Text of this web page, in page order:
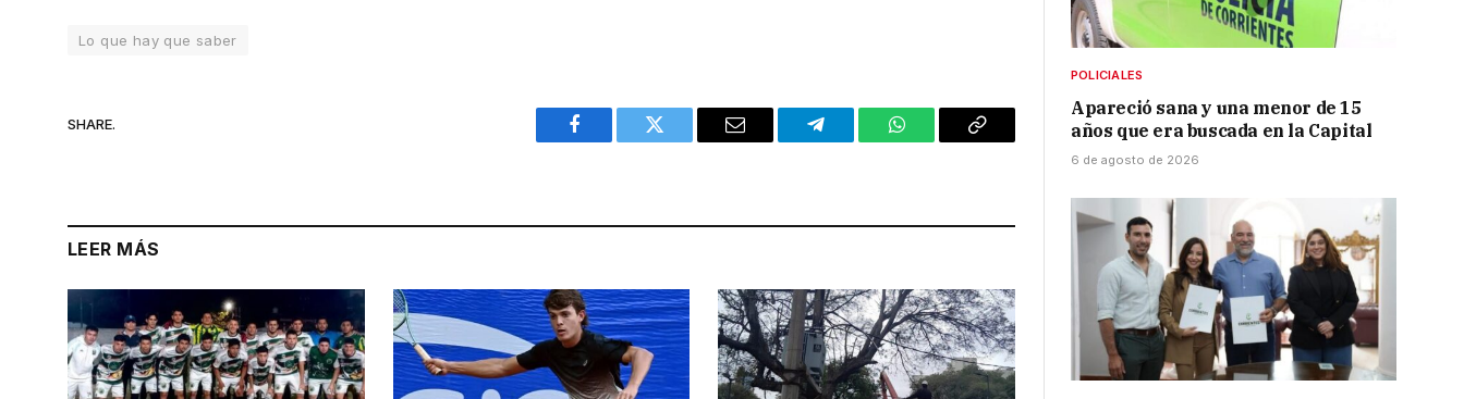
Lo que hay que saber
SHARE.
Facebook Twitter Email Telegram WhatsAppCopy
LEER MÁS
POLICIALES
Apareció sana y una menor de 15
años que era buscada en la Capital
6 de agosto de 2026